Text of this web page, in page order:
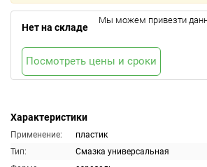
Характеристики
Применение:
пластик
Тип:
Смазка универсальная
Нет на складе
Мы можем привезти
Посмотреть цены и сроки